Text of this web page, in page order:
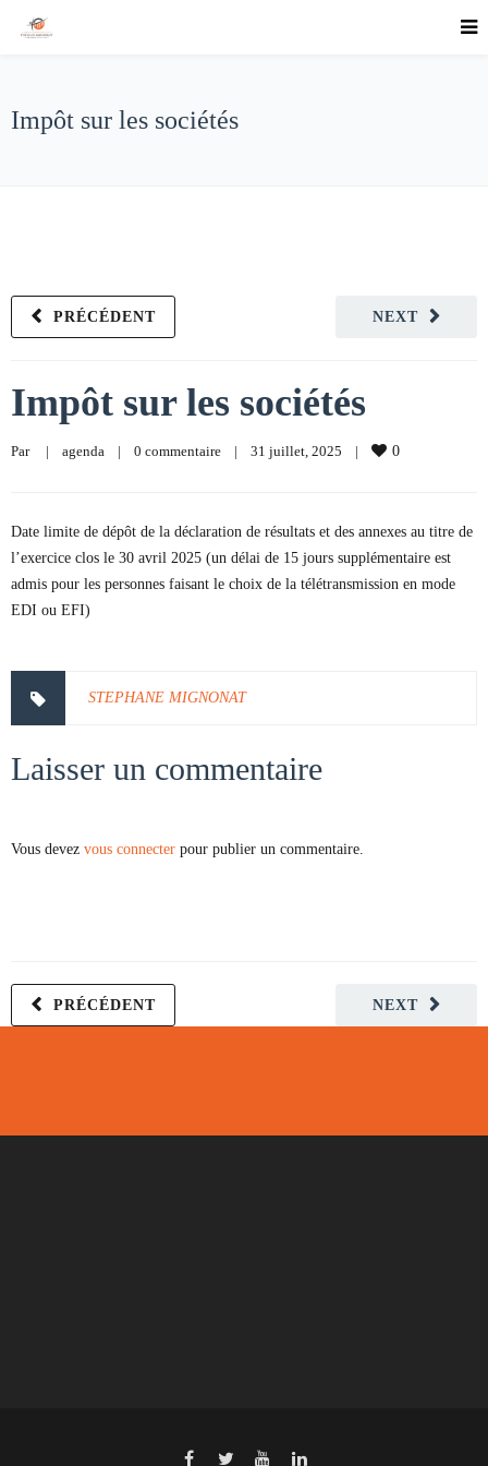
Impôt sur les sociétés
NEXT
PRÉCÉDENT
Impôt sur les sociétés
Par | agenda | 0 commentaire | 31 juillet, 2025 | 0
Date limite de dépôt de la déclaration de résultats et des annexes au titre de
l’exercice clos le 30 avril 2025 (un délai de 15 jours supplémentaire est
admis pour les personnes faisant le choix de la télétransmission en mode
EDI ou EFI)
STEPHANE MIGNONAT
Laisser un commentaire
Vous devez vous connecter pour publier un commentaire.
NEXT
PRÉCÉDENT